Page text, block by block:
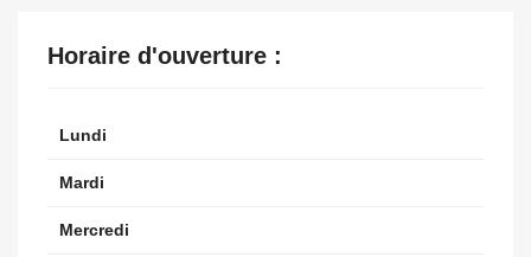
Horaire d'ouverture :
Lundi
Mardi
Mercredi